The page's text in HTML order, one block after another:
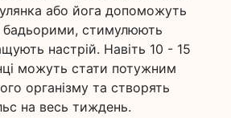
або йога допоможуть
бадьорими, стимулюють
настрій. Навіть 10 - 15
можуть стати потужним
організму та створять
на весь тиждень.